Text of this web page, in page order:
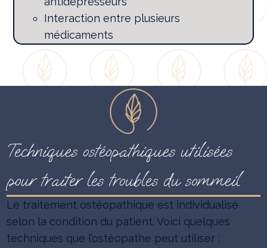
Interaction entre plusieurs
médicaments
Techniques ostéopathiques utilisées
pour traiter les troubles du sommeil
Le traitement ostéopathique est individualisé
selon la condition du patient. Voici quelques
techniques que l’ostéopathe peut utiliser :